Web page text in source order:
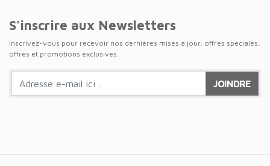
S'inscrire aux Newsletters
Inscrivez-vous pour recevoir nos dernières mises à jour, offres spéciales,
offres et promotions exclusives.
JOINDRE